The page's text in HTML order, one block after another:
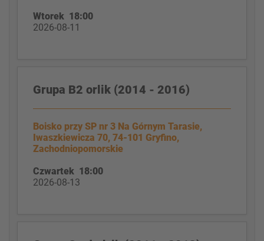
Wtorek 18:00
2026-08-11
Grupa B2 orlik (2014 - 2016)
Boisko przy SP nr 3 Na Górnym Tarasie,
Iwaszkiewicza 70, 74-101 Gryfino,
Zachodniopomorskie
Czwartek 18:00
2026-08-13